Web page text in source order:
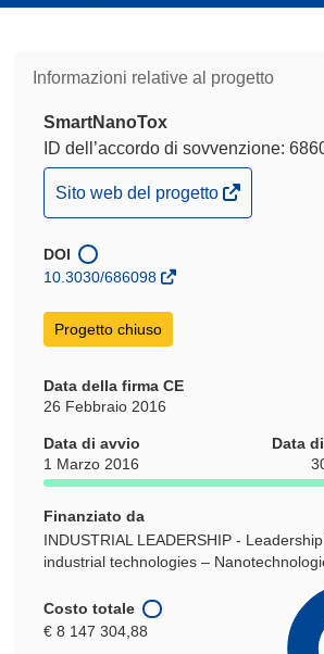
Informazioni relative al progetto
SmartNanoTox
ID dell’accordo di sovvenzione:
(si
apre
una
finestra)
Sito web del progetto
DOI
10.3030/686098
Progetto chiuso
Data della firma CE
26 Febbraio 2016
Data di avvio
1 Marzo 2016
Data
Finanziato da
INDUSTRIAL LEADERSHIP -
industrial technologies –
Costo totale
€ 8 147 304,88